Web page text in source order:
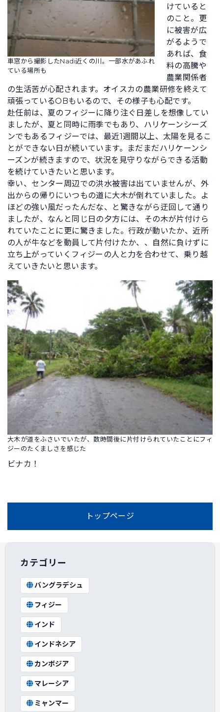
車窓から撮影したNadi近くの川。一部水があふれ
ている場所も
けていると
のこと。更
に被害が広
がるようで
あれば、食
料の高騰や
農業関係者
の生活苦が心配されます。オイスカの農業研修を終えて
頑張っているOBもいるので、その様子も心配です。
赴任前は、夏のフィジーに降り注ぐ日差しを想像してい
ましたが、夏と同時に雨季でもあり、ハリケーンシーズ
ンでもあるフィジーでは、最近1週間以上、太陽を見るこ
とができない日が続いています。まだまだハリケーンシ
ーズンが続きますので、状況を見守りながらできる活動
を続けていきたいと思います。
幸い、センター周辺での洪水被害は出ていませんが、外
出からの帰りにいつもの道に大木が倒れていました。よ
ほどの強い風だったんだな、と驚きながら迂回して通り
ましたが、なんと同じ日の夕方には、その木が片付けら
れていたことに更に驚きました。行政が動いたか、近所
の人が牛などを動員して片付けたか、、自然に負けずに
立ち上がっていくフィジーの人と力を合わせて、乗り越
えていきたいと思います。
大木が道をふさいでいたが、数時間後に片付けられていたことにフィ
ジーのたくましさを感じた
ビナカ！
トップページ
カテゴリー
バングラデシュ
フィジー
インド
インドネシア
カンボジア
マレーシア
ミャンマー